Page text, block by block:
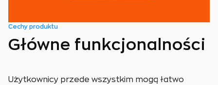
Cechy produktu
Główne funkcjonalności
Użytkownicy przede wszystkim mogą łatwo